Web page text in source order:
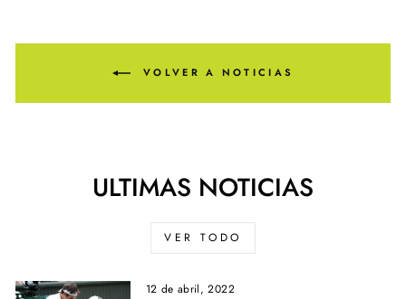
VOLVER A NOTICIAS
ULTIMAS NOTICIAS
VER TODO
12 de abril, 2022